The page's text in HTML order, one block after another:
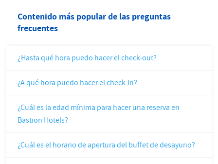
Contenido más popular de las preguntas
frecuentes
¿Hasta qué hora puedo hacer el check-out?
¿A qué hora puedo hacer el check-in?
¿Cuál es la edad mínima para hacer una reserva en
Bastion Hotels?
¿Cuál es el horario de apertura del buffet de desayuno?